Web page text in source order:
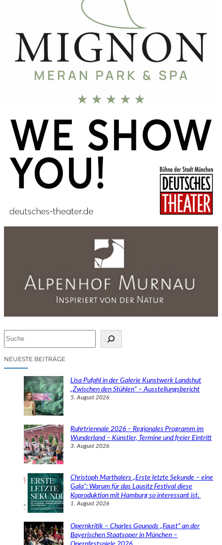
NEUESTE BEITRÄGE
Lisa Pufahl in der Galerie Kunstwerk Landshut
„Zwischen den Stühlen“ – Ausstellungsbericht
5. August 2026
Ruhrtriennale 2026 – Regionales Programm im
Wunderland – Künstler, Termine und freier Eintritt
3. August 2026
Christoph Marthalers „Erste letzte Sekunde – eine
Gala“: Warum für das Lausitz Festival diese
Koproduktion mit Hamburg so interessant ist.
1. August 2026
Opernkritik – Charles Gounods „Faust“ an der
Bayerischen Staatsoper in München –